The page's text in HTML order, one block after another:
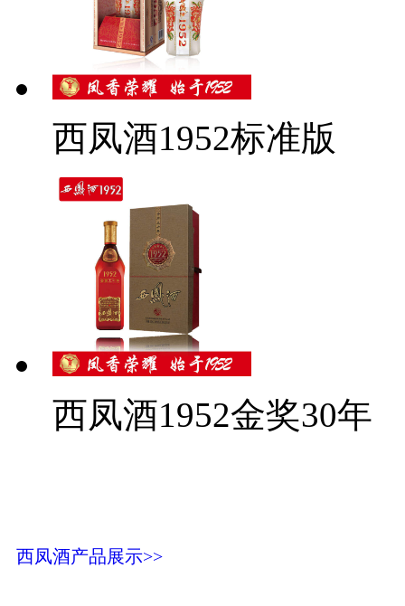
西凤酒1952标准版
西凤酒1952金奖30年
西凤酒产品展示>>